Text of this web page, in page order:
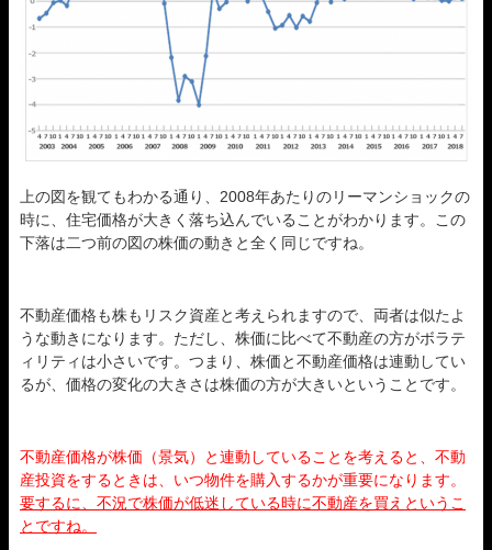
上の図を観てもわかる通り、2008年あたりのリーマンショックの
時に、住宅価格が大きく落ち込んでいることがわかります。この
下落は二つ前の図の株価の動きと全く同じですね。
不動産価格も株もリスク資産と考えられますので、両者は似たよ
うな動きになります。ただし、株価に比べて不動産の方がボラテ
ィリティは小さいです。つまり、株価と不動産価格は連動してい
るが、価格の変化の大きさは株価の方が大きいということです。
不動産価格が株価（景気）と連動していることを考えると、不動
産投資をするときは、いつ物件を購入するかが重要になります。
要するに、不況で株価が低迷している時に不動産を買えというこ
とですね。